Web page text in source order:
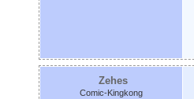
Zehes
Comic-Kingkong